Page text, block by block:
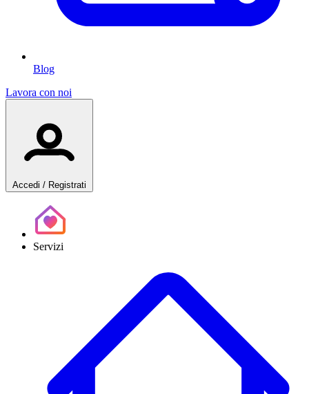
Blog
Lavora con noi
Accedi / Registrati
Servizi